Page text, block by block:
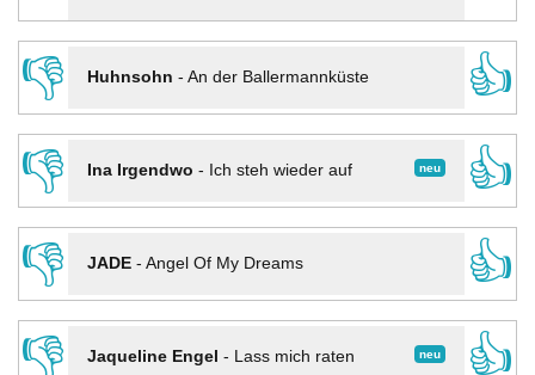
👎
Huhnsohn - An der Ballermannküste
👍
👎
neu
Ina Irgendwo - Ich steh wieder auf
👍
👎
JADE- Angel Of My Dreams
👍
👎
neu
Jaqueline Engel - Lass mich raten
👍